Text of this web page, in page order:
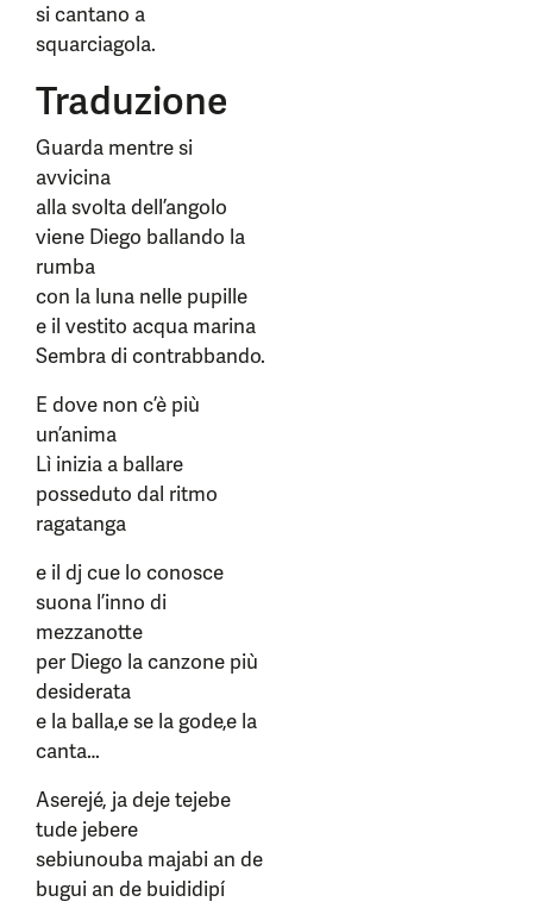
si cantano a
squarciagola.
Traduzione
Guarda mentre si
avvicina
alla svolta dell’angolo
viene Diego ballando la
rumba
con la luna nelle pupille
e il vestito acqua marina
Sembra di contrabbando.
E dove non c’è più
un’anima
Lì inizia a ballare
posseduto dal ritmo
ragatanga
e il dj cue lo conosce
suona l’inno di
mezzanotte
per Diego la canzone più
desiderata
e la balla,e se la gode,e la
canta…
Aserejé, ja deje tejebe
tude jebere
sebiunouba majabi an de
bugui an de buididipí